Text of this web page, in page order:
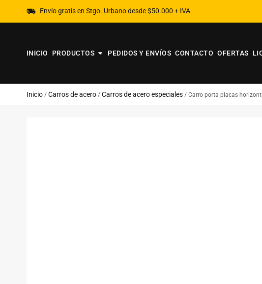
Envío gratis en Stgo. Urbano desde $50.000 + IVA
INICIO PRODUCTOS PEDIDOS Y ENVÍOS CONTACTO OFERTAS
Inicio/ Carros de acero/ Carros de acero especiales/ Carro porta placas